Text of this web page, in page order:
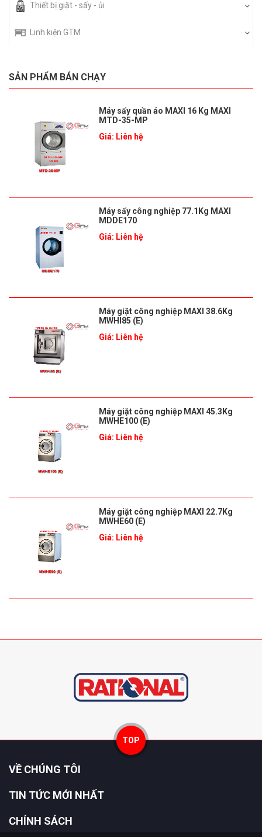
Thiết bị giặt - sấy - ủi
Linh kiện GTM
SẢN PHẨM BÁN CHẠY
Máy sấy quần áo MAXI 16 Kg MAXI
MTD-35-MP
Giá: Liên hệ
Máy sấy công nghiệp 77.1Kg MAXI
MDDE170
Giá: Liên hệ
Máy giặt công nghiệp MAXI 38.6Kg
MWHI85 (E)
Giá: Liên hệ
Máy giặt công nghiệp MAXI 45.3Kg
MWHE100 (E)
Giá: Liên hệ
Máy giặt công nghiệp MAXI 22.7Kg
MWHE60 (E)
Giá: Liên hệ
TOP
VỀ CHÚNG TÔI
TIN TỨC MỚI NHẤT
CHÍNH SÁCH